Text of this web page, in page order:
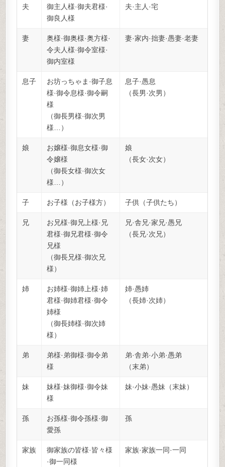
夫
御主人様·御夫君様·
御良人様
夫·主人·宅
妻
奥様·御奥様·奥方様·
令夫人様·御令室様·
御内室様
妻·家内·拙妻·愚妻·老妻
息子
お坊っちゃま·御子息
様·御令息様·御令嗣
様
（御長男様·御次男
様…）
息子·愚息
（長男·次男）
娘
お嬢様·御息女様·御
令嬢様
（御長女様·御次女
様…）
娘
（長女·次女）
子 お子様（お子様方） 子供（子供たち）
兄
お兄様·御兄上様·兄
君様·御兄君様·御令
兄様
（御長兄様·御次兄
様）
兄·舎兄·家兄·愚兄
（長兄·次兄）
姉
お姉様·御姉上様·姉
君様·御姉君様·御令
姉様
（御長姉様·御次姉
様）
姉·愚姉
（長姉·次姉）
弟
弟様·弟御様·御令弟
様
弟·舎弟·小弟·愚弟
（末弟）
妹
妹様·妹御様·御令妹
様
妹·小妹·愚妹（末妹）
孫
お孫様·御令孫様·御
愛孫
孫
家族
御家族の皆様·皆々様
·御一同様
家族·家族一同·一同